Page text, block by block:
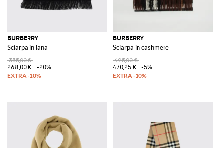
BURBERRY
Sciarpa in lana
335,00 €
268,00 €
-20%
BURBERRY
Sciarpa in cashmere
495,00 €
470,25 €
-5%